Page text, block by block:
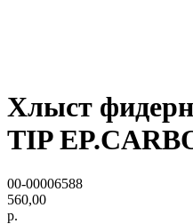
Хлыст
TIP
00-00006588
560,00
р.